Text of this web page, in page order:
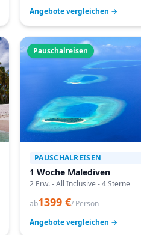
Angebote vergleichen →
Pauschalreisen
PAUSCHALREISEN
1 Woche Malediven
2 Erw. - All Inclusive - 4 Sterne
ab1399 €/ Person
Angebote vergleichen →